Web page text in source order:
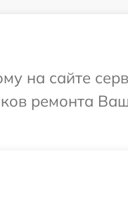
на сайте
ремонта